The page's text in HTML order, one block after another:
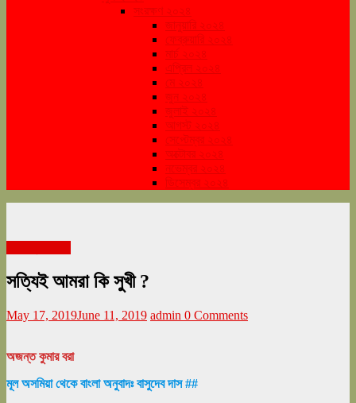
সংরক্ষণ ২০২৪
জানুয়ারি ২০২৪
ফেব্রুয়ারি ২০২৪
মার্চ ২০২৪
এপ্রিল ২০২৪
মে ২০২৪
জুন ২০২৪
জুলাই ২০২৪
আগস্ট ২০২৪
সেপ্টেম্বর ২০২৪
অক্টোবর ২০২৪
নভেম্বর ২০২৪
ডিসেম্বর ২০২৪
সত্যিই আমরা কি সুখী ?
May 17, 2019June 11, 2019 admin 0 Comments
অজন্ত কুমার বরা
মূল অসমিয়া থেকে বাংলা অনুবাদঃ বাসুদেব দাস ##